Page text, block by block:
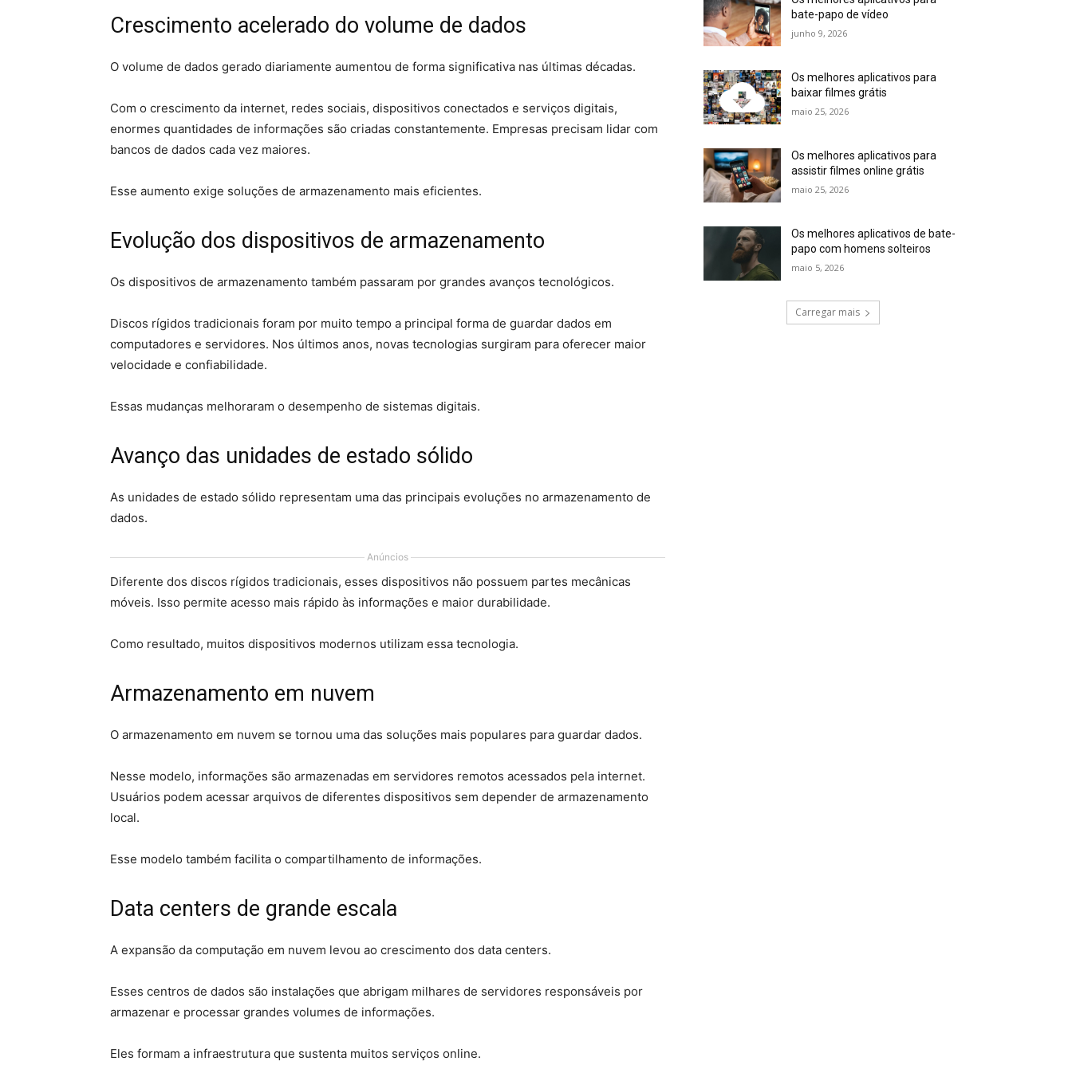
Crescimento acelerado do volume de dados
O volume de dados gerado diariamente aumentou de forma significativa nas últimas décadas.
Com o crescimento da internet, redes sociais, dispositivos conectados e serviços digitais,
enormes quantidades de informações são criadas constantemente. Empresas precisam lidar com
bancos de dados cada vez maiores.
Esse aumento exige soluções de armazenamento mais eficientes.
Evolução dos dispositivos de armazenamento
Os dispositivos de armazenamento também passaram por grandes avanços tecnológicos.
Discos rígidos tradicionais foram por muito tempo a principal forma de guardar dados em
computadores e servidores. Nos últimos anos, novas tecnologias surgiram para oferecer maior
velocidade e confiabilidade.
Essas mudanças melhoraram o desempenho de sistemas digitais.
Avanço das unidades de estado sólido
As unidades de estado sólido representam uma das principais evoluções no armazenamento de
dados.
Anúncios
Diferente dos discos rígidos tradicionais, esses dispositivos não possuem partes mecânicas
móveis. Isso permite acesso mais rápido às informações e maior durabilidade.
Como resultado, muitos dispositivos modernos utilizam essa tecnologia.
Armazenamento em nuvem
O armazenamento em nuvem se tornou uma das soluções mais populares para guardar dados.
Nesse modelo, informações são armazenadas em servidores remotos acessados pela internet.
Usuários podem acessar arquivos de diferentes dispositivos sem depender de armazenamento
local.
Esse modelo também facilita o compartilhamento de informações.
Data centers de grande escala
A expansão da computação em nuvem levou ao crescimento dos data centers.
Esses centros de dados são instalações que abrigam milhares de servidores responsáveis por
armazenar e processar grandes volumes de informações.
Eles formam a infraestrutura que sustenta muitos serviços online.
bate-papo de vídeo
junho 9, 2026
Os melhores aplicativos para
baixar filmes grátis
maio 25, 2026
Os melhores aplicativos para
assistir filmes online grátis
maio 25, 2026
Os melhores aplicativos de bate-
papo com homens solteiros
maio 5, 2026
Carregar mais